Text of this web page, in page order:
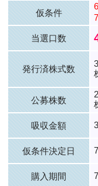
仮条件
当選口数
発行済株式数
公募株数
吸収金額
仮条件決定日
購入期間